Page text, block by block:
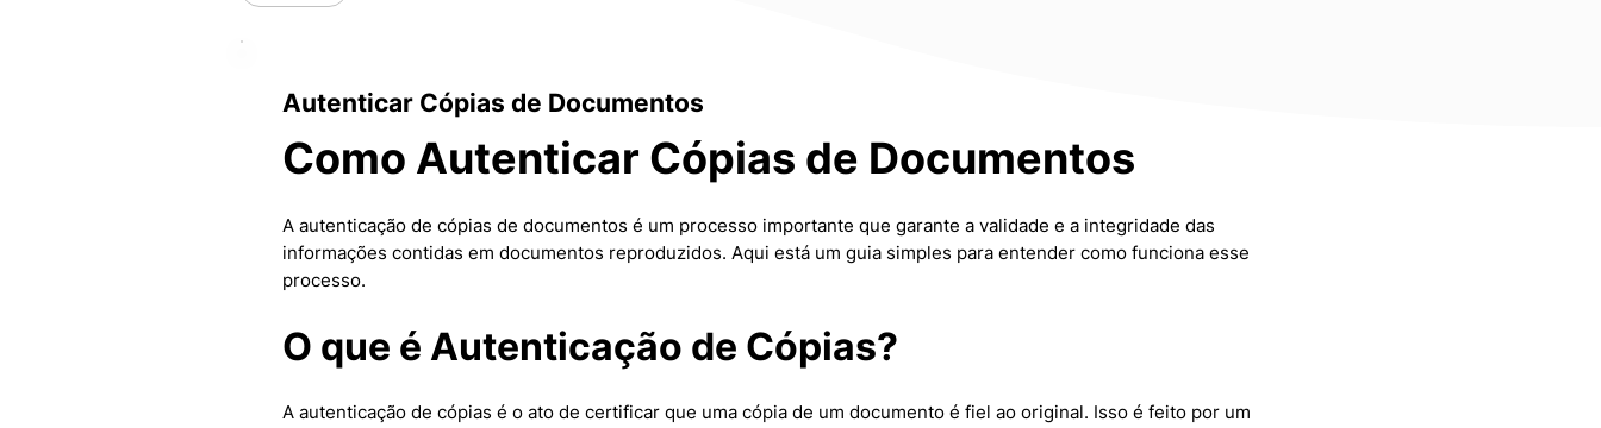
Autenticar Cópias de Documentos
Como Autenticar Cópias de Documentos
A autenticação de cópias de documentos é um processo importante que garante a validade e a integridade das
informações contidas em documentos reproduzidos. Aqui está um guia simples para entender como funciona esse
processo.
O que é Autenticação de Cópias?
A autenticação de cópias é o ato de certificar que uma cópia de um documento é fiel ao original. Isso é feito por um